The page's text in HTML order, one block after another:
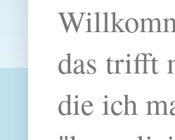
das trifft
die ich